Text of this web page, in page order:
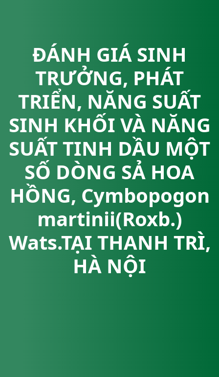
ĐÁNH GIÁ SINH
TRƯỞNG, PHÁT
TRIỂN, NĂNG SUẤT
SINH KHỐI VÀ NĂNG
SUẤT TINH DẦU MỘT
SỐ DÒNG SẢ HOA
HỒNG, Cymbopogon
martinii(Roxb.)
Wats.TẠI THANH TRÌ,
HÀ NỘI